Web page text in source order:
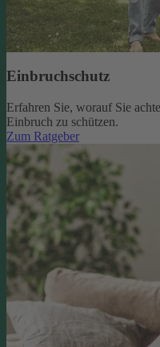
Einbruchschutz
Erfahren Sie, worauf Sie
Einbruch zu schützen.
Zum Ratgeber